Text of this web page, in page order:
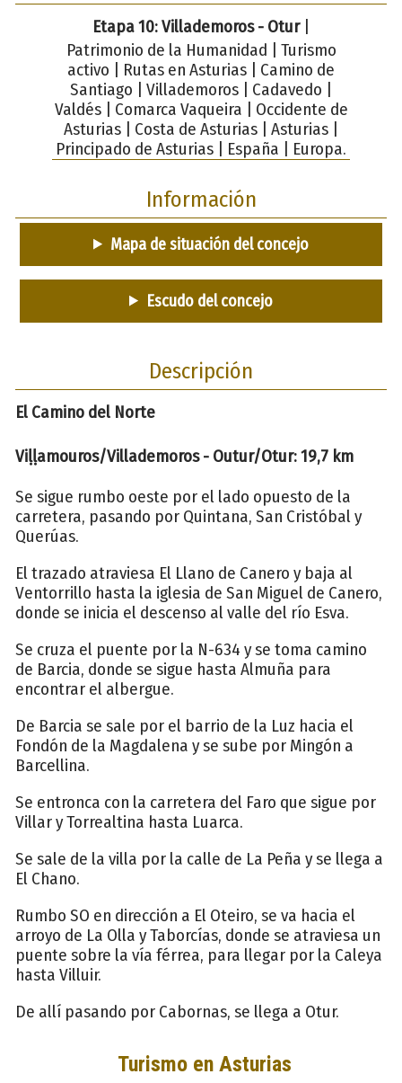
Etapa 10: Villademoros - Otur|
Patrimonio de la Humanidad | Turismo
activo | Rutas en Asturias | Camino de
Santiago | Villademoros | Cadavedo |
Valdés | Comarca Vaqueira | Occidente de
Asturias | Costa de Asturias | Asturias |
Principado de Asturias | España | Europa.
Información
Mapa de situación del concejo
Escudo del concejo
Descripción
El Camino del Norte
Viḷḷamouros/Villademoros - Outur/Otur: 19,7 km
Se sigue rumbo oeste por el lado opuesto de la
carretera, pasando por Quintana, San Cristóbal y
Querúas.
El trazado atraviesa El Llano de Canero y baja al
Ventorrillo hasta la iglesia de San Miguel de Canero,
donde se inicia el descenso al valle del río Esva.
Se cruza el puente por la N-634 y se toma camino
de Barcia, donde se sigue hasta Almuña para
encontrar el albergue.
De Barcia se sale por el barrio de la Luz hacia el
Fondón de la Magdalena y se sube por Mingón a
Barcellina.
Se entronca con la carretera del Faro que sigue por
Villar y Torrealtina hasta Luarca.
Se sale de la villa por la calle de La Peña y se llega a
El Chano.
Rumbo SO en dirección a El Oteiro, se va hacia el
arroyo de La Olla y Taborcías, donde se atraviesa un
puente sobre la vía férrea, para llegar por la Caleya
hasta Villuir.
De allí pasando por Cabornas, se llega a Otur.